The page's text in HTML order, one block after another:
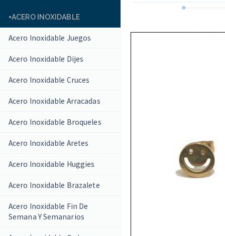
ACERO INOXIDABLE
Acero Inoxidable Juegos
Acero Inoxidable Dijes
Acero Inoxidable Cruces
Acero Inoxidable Arracadas
Acero Inoxidable Broqueles
Acero Inoxidable Aretes
Acero Inoxidable Huggies
Acero Inoxidable Brazalete
Acero Inoxidable Fin De
Semana Y Semanarios